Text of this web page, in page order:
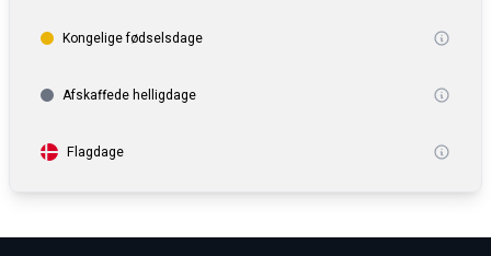
Kongelige fødselsdage
Afskaffede helligdage
Flagdage